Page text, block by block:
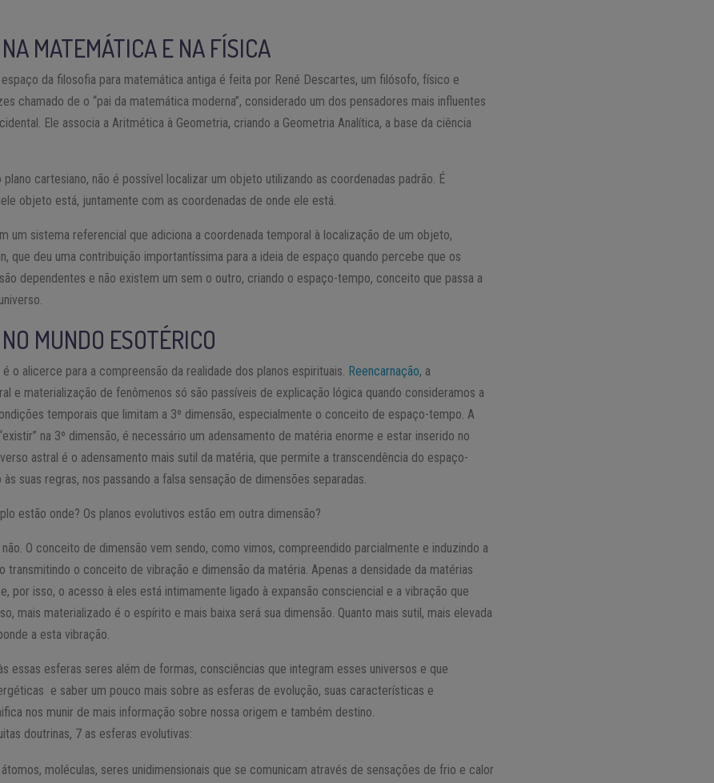
MATEMÁTICA E NA FÍSICA
da filosofia para matemática antiga é feita por René Descartes, um filósofo, físico e
chamado de o “pai da matemática moderna”, considerado um dos pensadores mais influentes
Ele associa a Aritmética à Geometria, criando a Geometria Analítica, a base da ciência
cartesiano, não é possível localizar um objeto utilizando as coordenadas padrão. É
objeto está, juntamente com as coordenadas de onde ele está.
um sistema referencial que adiciona a coordenada temporal à localização de um objeto,
que deu uma contribuição importantíssima para a ideia de espaço quando percebe que os
dependentes e não existem um sem o outro, criando o espaço-tempo, conceito que passa a
MUNDO ESOTÉRICO
o alicerce para a compreensão da realidade dos planos espirituais. Reencarnação, a
e materialização de fenômenos só são passíveis de explicação lógica quando consideramos a
temporais que limitam a 3º dimensão, especialmente o conceito de espaço-tempo. A
na 3º dimensão, é necessário um adensamento de matéria enorme e estar inserido no
astral é o adensamento mais sutil da matéria, que permite a transcendência do espaço-
suas regras, nos passando a falsa sensação de dimensões separadas.
estão onde? Os planos evolutivos estão em outra dimensão?
O conceito de dimensão vem sendo, como vimos, compreendido parcialmente e induzindo a
transmitindo o conceito de vibração e dimensão da matéria. Apenas a densidade da matérias
por isso, o acesso à eles está intimamente ligado à expansão consciencial e a vibração que
mais materializado é o espírito e mais baixa será sua dimensão. Quanto mais sutil, mais elevada
a esta vibração.
essas esferas seres além de formas, consciências que integram esses universos e que
e saber um pouco mais sobre as esferas de evolução, suas características e
nos munir de mais informação sobre nossa origem e também destino.
doutrinas, 7 as esferas evolutivas:
átomos, moléculas, seres unidimensionais que se comunicam através de sensações de frio e calor